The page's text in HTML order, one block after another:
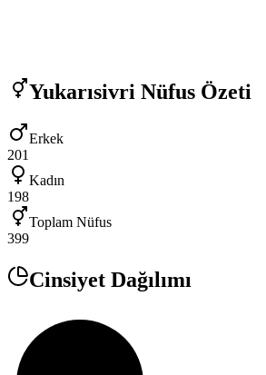
Yukarısivri Nüfus Özeti
Erkek
201
Kadın
198
Toplam Nüfus
399
Cinsiyet Dağılımı